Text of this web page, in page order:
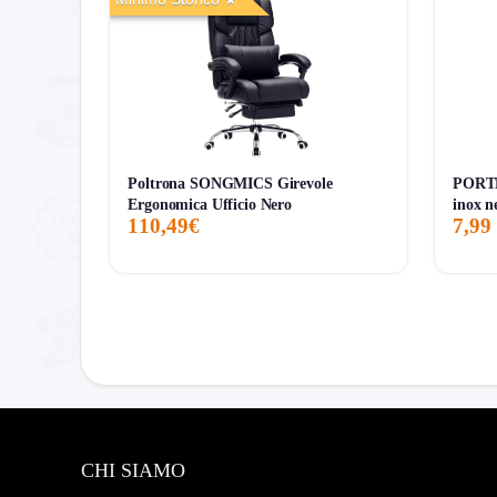
Dimensioni compatte, perfette per piccoli
Doppio ripiano, più pratico del classico
Struttura conmetallo + pannello 15 mm
Prezzo molto basso per un
con
Contro: La pagina mostra ancora pochissime
Contro:
La consegna non è rapidissima,
Evitalo se:cerchi un mobile più rifinito, con
Poltrona SONGMICS Girevole
Ergonomica Ufficio Nero
110,49€
inox
7,99
CHI SIAMO